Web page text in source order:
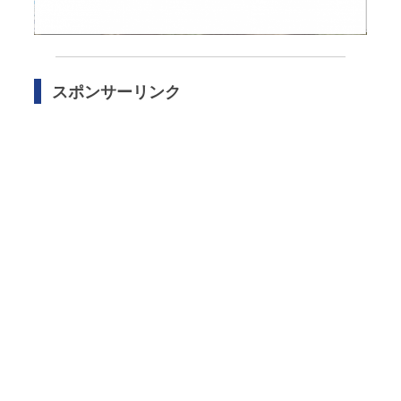
スポンサーリンク